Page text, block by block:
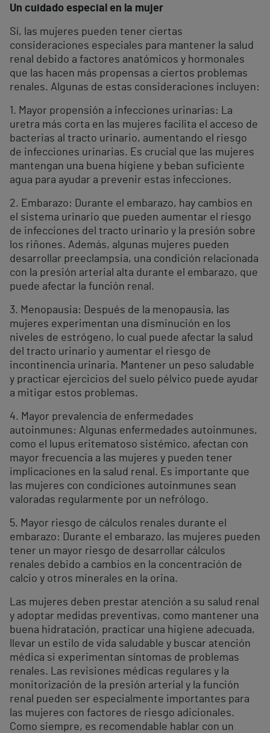
Un cuidado especial en la mujer
Sí, las mujeres pueden tener ciertas
consideraciones especiales para mantener la salud
renal debido a factores anatómicos y hormonales
que las hacen más propensas a ciertos problemas
renales. Algunas de estas consideraciones incluyen:
1. Mayor propensión a infecciones urinarias: La
uretra más corta en las mujeres facilita el acceso de
bacterias al tracto urinario, aumentando el riesgo
de infecciones urinarias. Es crucial que las mujeres
mantengan una buena higiene y beban suficiente
agua para ayudar a prevenir estas infecciones.
2. Embarazo: Durante el embarazo, hay cambios en
el sistema urinario que pueden aumentar el riesgo
de infecciones del tracto urinario y la presión sobre
los riñones. Además, algunas mujeres pueden
desarrollar preeclampsia, una condición relacionada
con la presión arterial alta durante el embarazo, que
puede afectar la función renal.
3. Menopausia: Después de la menopausia, las
mujeres experimentan una disminución en los
niveles de estrógeno, lo cual puede afectar la salud
del tracto urinario y aumentar el riesgo de
incontinencia urinaria. Mantener un peso saludable
y practicar ejercicios del suelo pélvico puede ayudar
a mitigar estos problemas.
4. Mayor prevalencia de enfermedades
autoinmunes: Algunas enfermedades autoinmunes,
como el lupus eritematoso sistémico, afectan con
mayor frecuencia a las mujeres y pueden tener
implicaciones en la salud renal. Es importante que
las mujeres con condiciones autoinmunes sean
valoradas regularmente por un nefrólogo.
5. Mayor riesgo de cálculos renales durante el
embarazo: Durante el embarazo, las mujeres pueden
tener un mayor riesgo de desarrollar cálculos
renales debido a cambios en la concentración de
calcio y otros minerales en la orina.
Las mujeres deben prestar atención a su salud renal
y adoptar medidas preventivas, como mantener una
buena hidratación, practicar una higiene adecuada,
llevar un estilo de vida saludable y buscar atención
médica si experimentan síntomas de problemas
renales. Las revisiones médicas regulares y la
monitorización de la presión arterial y la función
renal pueden ser especialmente importantes para
las mujeres con factores de riesgo adicionales.
Como siempre, es recomendable hablar con un